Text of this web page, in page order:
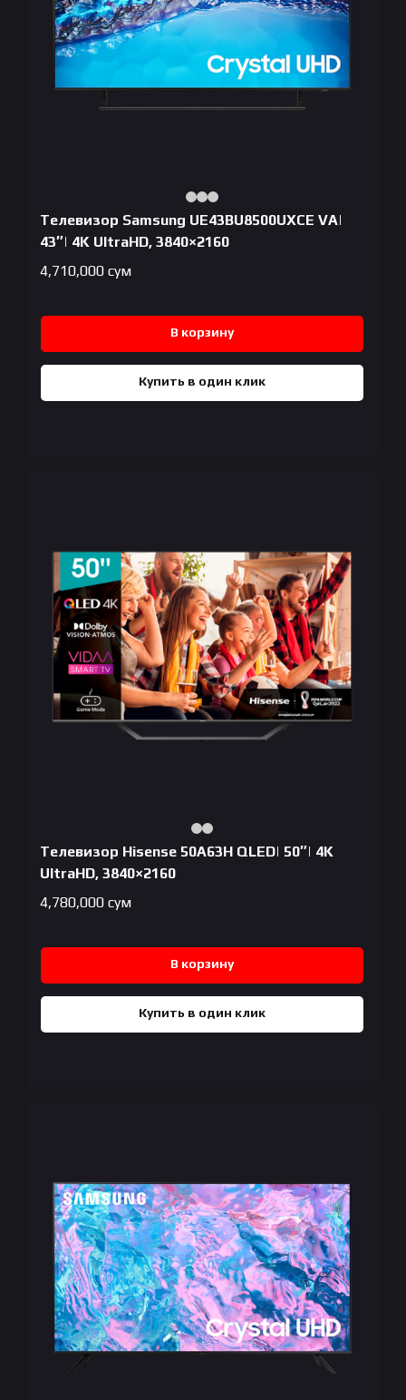
Телевизор Samsung UE43BU8500UXCE VA|
43″| 4K UltraHD, 3840×2160
4,710,000 сум
В корзину
Купить в один клик
Телевизор Hisense 50A63H QLED| 50″| 4K
UltraHD, 3840×2160
4,780,000 сум
В корзину
Купить в один клик